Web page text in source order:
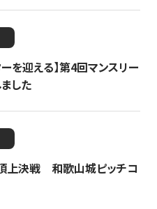
を迎える】​​第4回マンスリー
した
上決戦 和歌山城ピッチコ